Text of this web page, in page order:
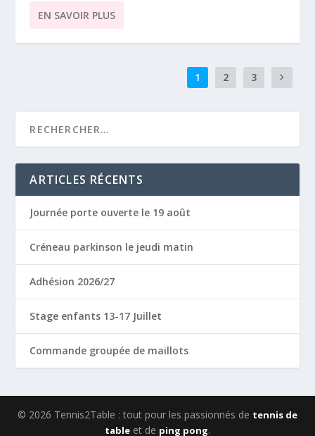
EN SAVOIR PLUS
1 2 3
ARTICLES RÉCENTS
Journée porte ouverte le 19 août
Créneau parkinson le jeudi matin
Adhésion 2026/27
Stage enfants 13-17 Juillet
Commande groupée de maillots
© 2026 Tennis2Table : tout pour les passionnés de tennis de
table et de ping pong.